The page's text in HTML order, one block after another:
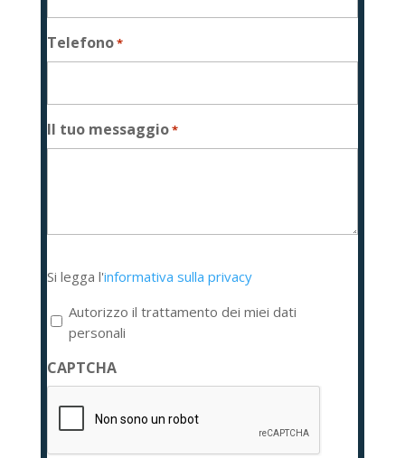
Telefono*
Il tuo messaggio*
legga
l'informativa
sulla
privacy
*
Si legga l'informativa sulla privacy
Autorizzo il trattamento dei miei dati
personali
CAPTCHA